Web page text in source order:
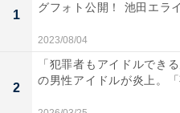
1
グフォト公開！ 池田エラ
2023/08/04
2
「犯罪者もアイドルでき
の男性アイドルが炎上。